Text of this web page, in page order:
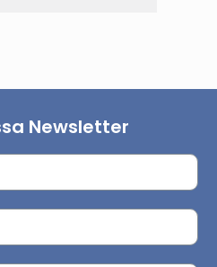
Newsletter